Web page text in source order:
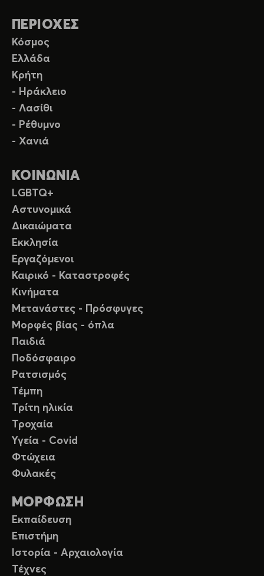
ΠΕΡΙΟΧΕΣ
Κόσμος
Ελλάδα
Κρήτη
- Ηράκλειο
- Λασίθι
- Ρέθυμνο
- Χανιά
ΚΟΙΝΩΝΙΑ
LGBTQ+
Αστυνομικά
Δικαιώματα
Εκκλησία
Εργαζόμενοι
Καιρικό - Καταστροφές
Κινήματα
Μετανάστες - Πρόσφυγες
Μορφές βίας - όπλα
Παιδιά
Ποδόσφαιρο
Ρατσισμός
Τέμπη
Τρίτη ηλικία
Τροχαία
Υγεία - Covid
Φτώχεια
Φυλακές
ΜΟΡΦΩΣΗ
Εκπαίδευση
Επιστήμη
Ιστορία - Αρχαιολογία
Τέχνες